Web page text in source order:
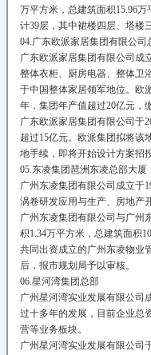
万平方米，总建筑面积15.96
计39层，其中裙楼四层、塔楼
04.广东欧派家居集团有限公司
广东欧派家居集团有限公司成
整体衣柜、厨房电器、整体卫
于中国整体家居领军地位。欧
年，集团年产值超过20亿元，
广东欧派家居集团有限公司于
超过15亿元。欧派集团拟将该
地手续，即将开始设计方案招
05.东凌集团琶洲东凌总部大厦
广州东凌集团有限公司成立于
涡卷研发应用与生产、房地产
广州东凌集团有限公司与广州
积1.34万平方米，总建筑面积
共同出资成立的广州东凌物业
后，报市规划局予以审核。
06.星河湾集团总部
广州星河湾实业发展有限公司
过十多年的发展，目前企业总
营等业务板块。
广州星河湾实业发展有限公司